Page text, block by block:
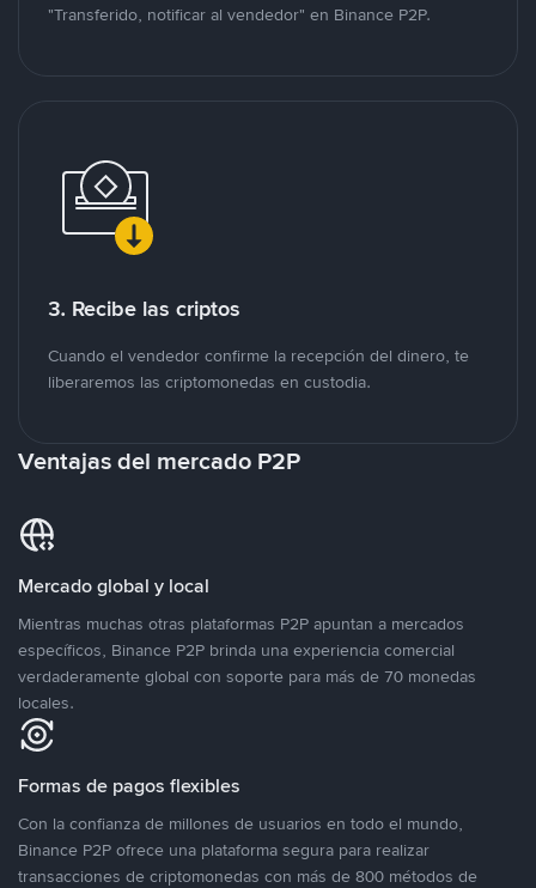
"Transferido, notificar al vendedor" en Binance P2P.
3. Recibe las criptos
Cuando el vendedor confirme la recepción del dinero, te
liberaremos las criptomonedas en custodia.
Ventajas del mercado P2P
Mercado global y local
Mientras muchas otras plataformas P2P apuntan a mercados
específicos, Binance P2P brinda una experiencia comercial
verdaderamente global con soporte para más de 70 monedas
locales.
Formas de pagos flexibles
Con la confianza de millones de usuarios en todo el mundo,
Binance P2P ofrece una plataforma segura para realizar
transacciones de criptomonedas con más de 800 métodos de